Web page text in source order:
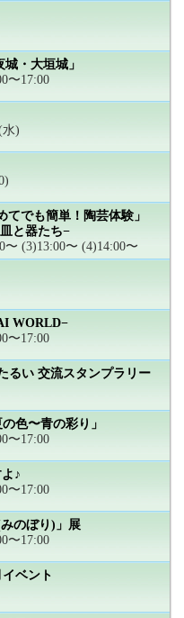
・大垣城」
〜17:00
水)
てでも簡単！陶芸体験」
と器たち−
(3)13:00〜 (4)14:00〜
WORLD−
〜17:00
るい 交流スタンプラリー
色〜青の彩り」
〜17:00
♪
〜17:00
のぼり)」展
〜17:00
ベント